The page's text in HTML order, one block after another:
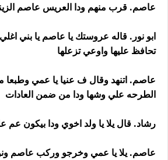
عاصم. قرب منهم ودا العريس عاصم
ابو نور. قاله عروستك يا عاصم يا بني
تحافظ عليها واوعي تزعلها
عاصم. اتنهد وقال ف عنيا يا عمي
الطرحه علي وشها ودا من ضمن العادات
رشاد. قال يلا يا ولد اخوي ودا بيكون عم
عاصم. يلا يا عمي وخرجو وركب عاصم